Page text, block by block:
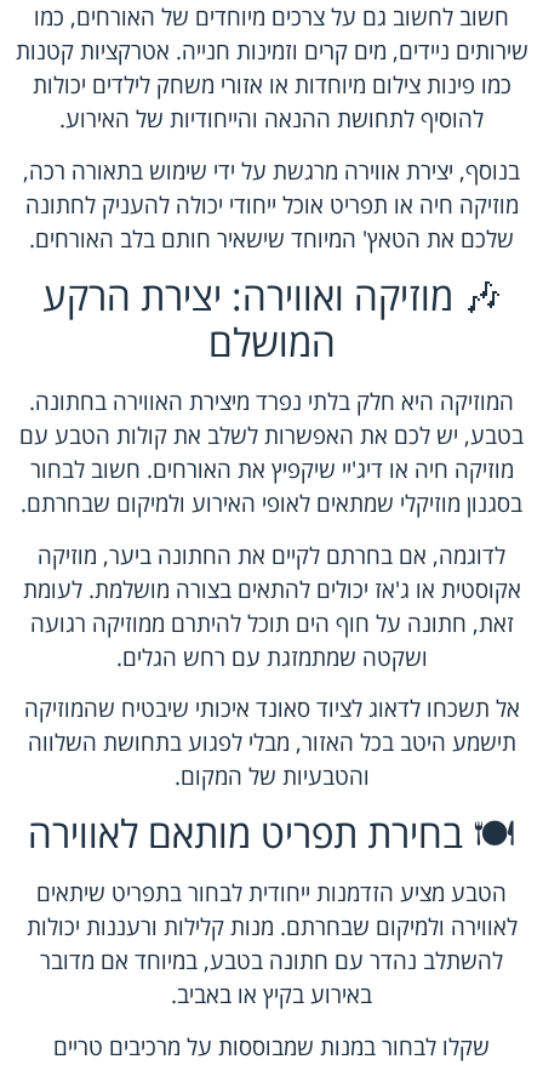
חשוב לחשוב גם על צרכים מיוחדים של האורחים, כמו
שירותים ניידים, מים קרים וזמינות חנייה. אטרקציות קטנות
כמו פינות צילום מיוחדות או אזורי משחק לילדים יכולות
להוסיף לתחושת ההנאה והייחודיות של האירוע.
בנוסף, יצירת אווירה מרגשת על ידי שימוש בתאורה רכה,
מוזיקה חיה או תפריט אוכל ייחודי יכולה להעניק לחתונה
שלכם את הטאץ' המיוחד שישאיר חותם בלב האורחים.
🎶 מוזיקה ואווירה: יצירת הרקע
המושלם
המוזיקה היא חלק בלתי נפרד מיצירת האווירה בחתונה.
בטבע, יש לכם את האפשרות לשלב את קולות הטבע עם
מוזיקה חיה או דיג'יי שיקפיץ את האורחים. חשוב לבחור
בסגנון מוזיקלי שמתאים לאופי האירוע ולמיקום שבחרתם.
לדוגמה, אם בחרתם לקיים את החתונה ביער, מוזיקה
אקוסטית או ג'אז יכולים להתאים בצורה מושלמת. לעומת
זאת, חתונה על חוף הים תוכל להיתרם ממוזיקה רגועה
ושקטה שמתמזגת עם רחש הגלים.
אל תשכחו לדאוג לציוד סאונד איכותי שיבטיח שהמוזיקה
תישמע היטב בכל האזור, מבלי לפגוע בתחושת השלווה
והטבעיות של המקום.
🍽️ בחירת תפריט מותאם לאווירה
הטבע מציע הזדמנות ייחודית לבחור בתפריט שיתאים
לאווירה ולמיקום שבחרתם. מנות קלילות ורעננות יכולות
להשתלב נהדר עם חתונה בטבע, במיוחד אם מדובר
באירוע בקיץ או באביב.
שקלו לבחור במנות שמבוססות על מרכיבים טריים